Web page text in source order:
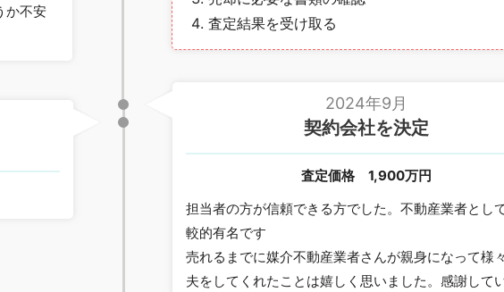
か不安
査定結果を受け取る
2024年9月
契約会社を決定
査定価格
1,900万円
担当者の方が信頼できる方でした。不動産業者とし
較的有名です
売れるまでに媒介不動産業者さんが親身になって様
夫をしてくれたことは嬉しく思いました。感謝して